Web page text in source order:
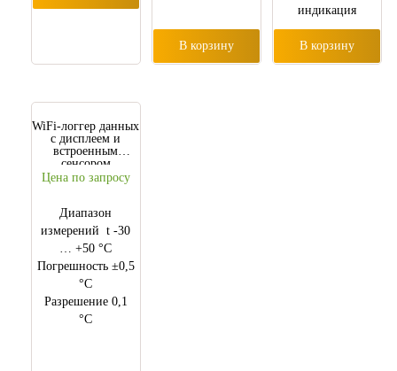
В корзину
индикация
дизайн
В корзину
WiFi-логгер данных
с дисплеем и
встроенным
сенсором
температуры/
влажности testo
Цена по запросу
Диапазон
измерений t -30
… +50 °C
Погрешность ±0,5
°C
Разрешение 0,1
°C